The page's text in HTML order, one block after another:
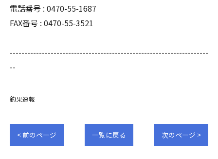
電話番号 : 0470-55-1687
FAX番号 : 0470-55-3521
--------------------------------------------------------------------
--
釣果速報
< 前のページ 一覧に戻る 次のページ >